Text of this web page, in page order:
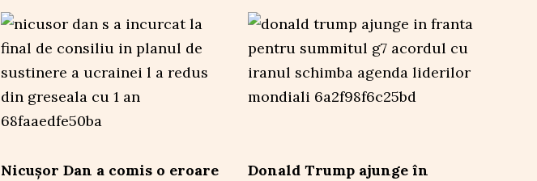
Nicușor Dan a comis o eroare
Donald Trump ajunge în